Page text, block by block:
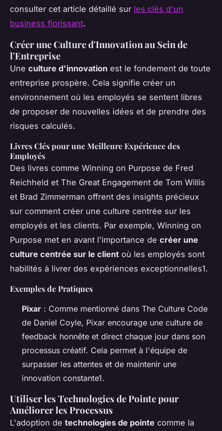
consulter cet article détaillé sur les clés d'un
business florissant.
Créer une Culture d'Innovation au Sein de
l'Entreprise
Une culture d'innovation est le fondement de toute
entreprise prospère. Cela signifie créer un
environnement où les employés se sentent libres
de proposer de nouvelles idées et de prendre des
risques calculés.
Livres Clés pour une Meilleure Expérience des
Employés
Des livres comme Winning on Purpose de Fred
Reichheld et The Great Engagement de Tom Willis
et Brad Zimmerman offrent des insights précieux
sur comment créer une culture centrée sur les
employés et les clients. Par exemple, Winning on
Purpose met en avant l'importance de créer une
culture centrée sur le client où les employés sont
habilités à livrer des expériences exceptionnelles1.
Exemples de Pratiques
Pixar : Comme mentionné dans The Culture Code
de Daniel Coyle, Pixar encourage une culture de
feedback honnête et direct chaque jour dans son
processus créatif. Cela permet à l'équipe de
surpasser les attentes et de maintenir une
innovation constante1.
Utiliser les Technologies de Pointe pour
Améliorer les Processus
L'adoption de technologies de pointe comme la